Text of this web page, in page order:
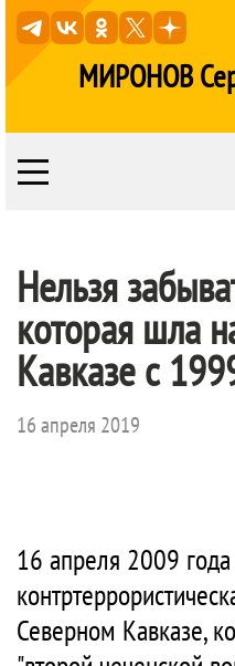
МИРОНОВ
Нельзя
которая шла
Кавказе с
16 апреля 2019
16 апреля 2009
Северном Кавказе,